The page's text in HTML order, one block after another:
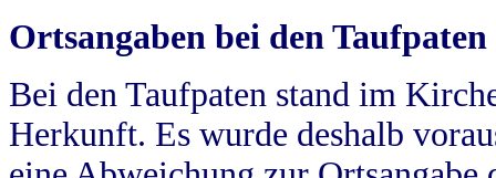
Ortsangaben bei den Taufpaten
Bei den Taufpaten stand im
Herkunft. Es wurde deshalb